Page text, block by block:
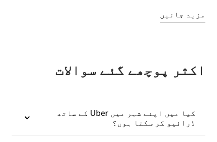
مزید جانیں
اکثر پوچھے گئے سوالات
کیا میں اپنے شہر میں Uber کے ساتھ
ڈرائیو کر سکتا ہوں؟